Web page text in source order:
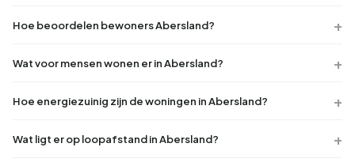
Hoe beoordelen bewoners Abersland?
Wat voor mensen wonen er in Abersland?
Hoe energiezuinig zijn de woningen in Abersland?
Wat ligt er op loopafstand in Abersland?